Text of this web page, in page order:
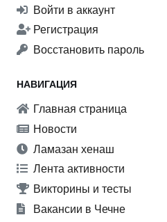
Войти в аккаунт
Регистрация
Восстановить пароль
НАВИГАЦИЯ
Главная страница
Новости
Ламазан хенаш
Лента активности
Викторины и тесты
Вакансии в Чечне